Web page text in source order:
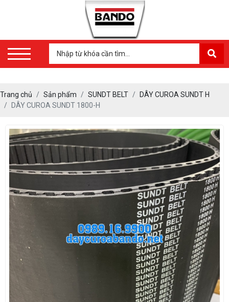
Trang chủ Sản phẩm SUNDT BELT
DÂY CUROA SUNDT H
DÂY CUROA SUNDT 1800-H